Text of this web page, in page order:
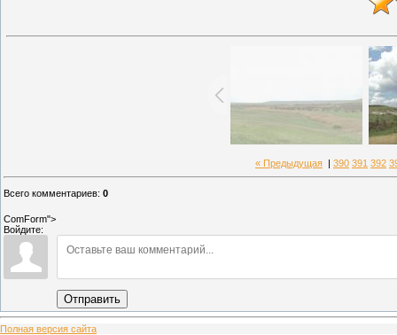
« Предыдущая 390 391 392
Всего комментариев: 0
ComForm">
Войдите:
Отправить
Полная версия сайта